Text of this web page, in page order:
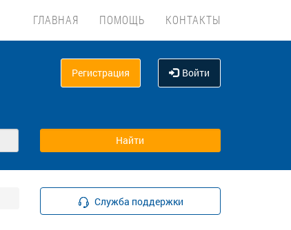
ГЛАВНАЯ ПОМОЩЬ КОНТАКТЫ
Регистрация Войти
Служба поддержки